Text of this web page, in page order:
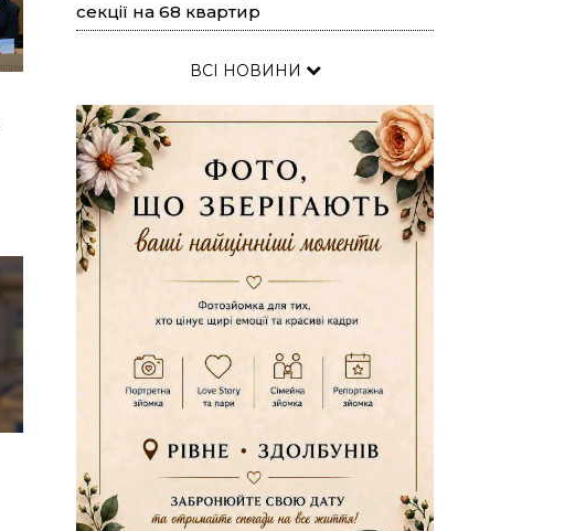
секції на 68 квартир
ВСІ НОВИНИ